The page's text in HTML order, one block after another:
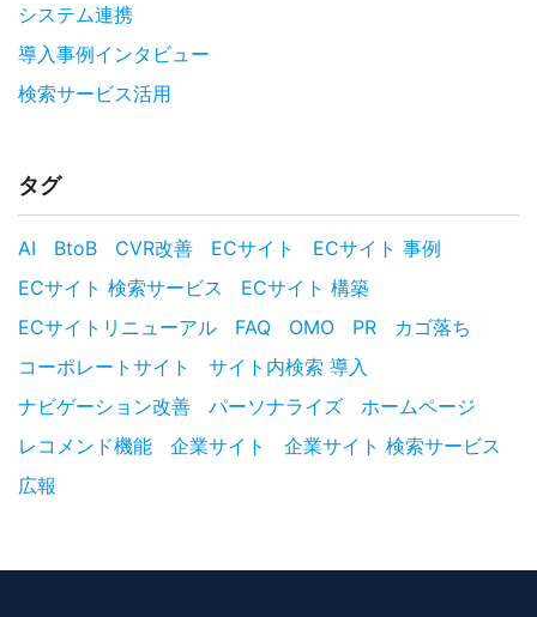
システム連携
導入事例インタビュー
検索サービス活用
タグ
AI BtoB CVR改善 ECサイト
ECサイト 事例
ECサイト 検索サービス
ECサイト 構築
ECサイトリニューアル
FAQ OMO PR
カゴ落ち
コーポレートサイト
サイト内検索 導入
ナビゲーション改善
パーソナライズ
ホームページ
レコメンド機能
企業サイト
企業サイト 検索サービス
広報